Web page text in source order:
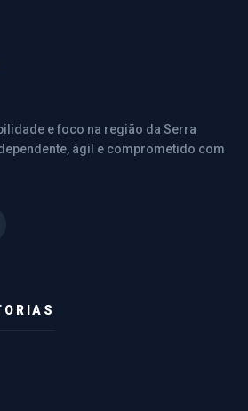
e foco na região da Serra
ágil e comprometido com